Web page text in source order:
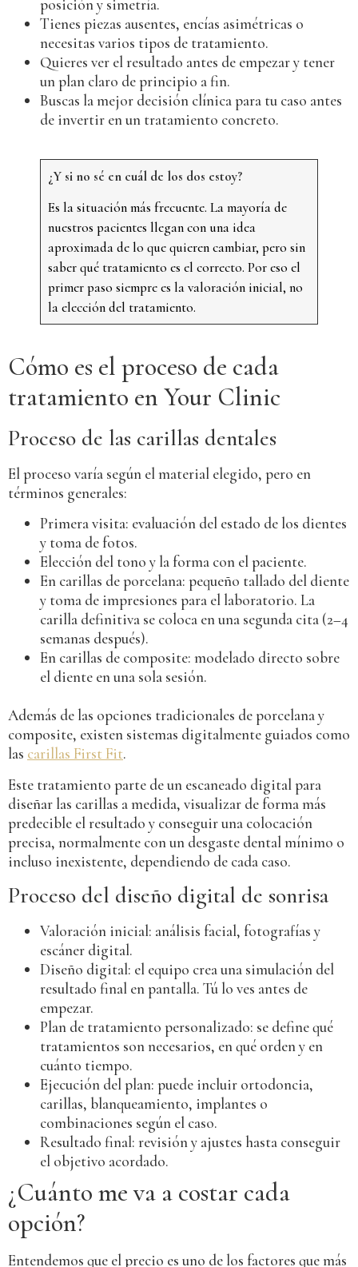
posición y simetría.
Tienes piezas ausentes, encías asimétricas o
necesitas varios tipos de tratamiento.
Quieres ver el resultado antes de empezar y tener
un plan claro de principio a fin.
Buscas la mejor decisión clínica para tu caso antes
de invertir en un tratamiento concreto.
¿Y si no sé en cuál de los dos estoy?
Es la situación más frecuente. La mayoría de
nuestros pacientes llegan con una idea
aproximada de lo que quieren cambiar, pero sin
saber qué tratamiento es el correcto. Por eso el
primer paso siempre es la valoración inicial, no
la elección del tratamiento.
Cómo es el proceso de cada
tratamiento en Your Clinic
Proceso de las carillas dentales
El proceso varía según el material elegido, pero en
términos generales:
Primera visita: evaluación del estado de los dientes
y toma de fotos.
Elección del tono y la forma con el paciente.
En carillas de porcelana: pequeño tallado del diente
y toma de impresiones para el laboratorio. La
carilla definitiva se coloca en una segunda cita (2–4
semanas después).
En carillas de composite: modelado directo sobre
el diente en una sola sesión.
Además de las opciones tradicionales de porcelana y
composite, existen sistemas digitalmente guiados como
las carillas First Fit.
Este tratamiento parte de un escaneado digital para
diseñar las carillas a medida, visualizar de forma más
predecible el resultado y conseguir una colocación
precisa, normalmente con un desgaste dental mínimo o
incluso inexistente, dependiendo de cada caso.
Proceso del diseño digital de sonrisa
Valoración inicial: análisis facial, fotografías y
escáner digital.
Diseño digital: el equipo crea una simulación del
resultado final en pantalla. Tú lo ves antes de
empezar.
Plan de tratamiento personalizado: se define qué
tratamientos son necesarios, en qué orden y en
cuánto tiempo.
Ejecución del plan: puede incluir ortodoncia,
carillas, blanqueamiento, implantes o
combinaciones según el caso.
Resultado final: revisión y ajustes hasta conseguir
el objetivo acordado.
¿Cuánto me va a costar cada
opción?
Entendemos que el precio es uno de los factores que más